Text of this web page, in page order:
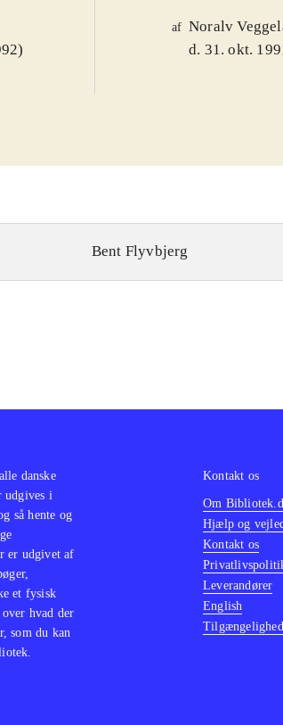
af Noralv
d. 31. okt.
Bent Flyvbjerg
danske
udgives i
så hente og
er udgivet af
et fysisk
hvad der
som du kan
Kontakt os
Om
Hjælp og
Kontakt os
Leverandører
English